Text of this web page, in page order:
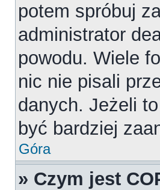
potem spróbuj
administrator
powodu. Wiele
nic nie pisali
danych. Jeżeli
być bardziej
Góra
» Czym jest